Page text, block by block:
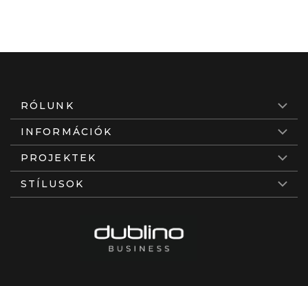
RÓLUNK
INFORMÁCIÓK
PROJEKTEK
STÍLUSOK